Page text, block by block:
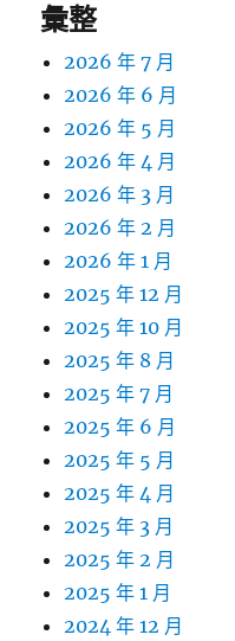
彙整
2026 年 7 月
2026 年 6 月
2026 年 5 月
2026 年 4 月
2026 年 3 月
2026 年 2 月
2026 年 1 月
2025 年 12 月
2025 年 10 月
2025 年 8 月
2025 年 7 月
2025 年 6 月
2025 年 5 月
2025 年 4 月
2025 年 3 月
2025 年 2 月
2025 年 1 月
2024 年 12 月